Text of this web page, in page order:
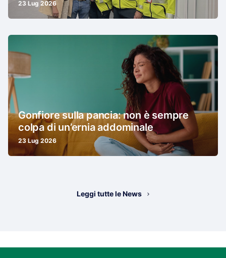
23 Lug 2026
Gonfiore sulla pancia: non è sempre
colpa di un’ernia addominale
23 Lug 2026
Leggi tutte le News